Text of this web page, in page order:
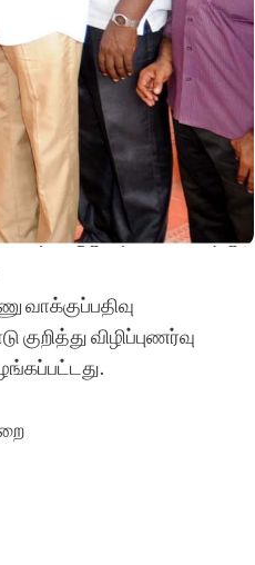
வாக்குப்பதிவு
விழிப்புணர்வு